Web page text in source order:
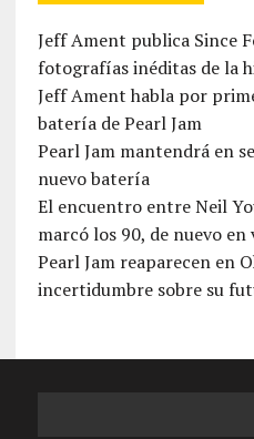
Jeff Ament publica Since
fotografías inéditas de la
Jeff Ament habla por
batería de Pearl Jam
Pearl Jam mantendrá en
nuevo batería
El encuentro entre Neil
marcó los 90, de nuevo en
Pearl Jam reaparecen en
incertidumbre sobre su